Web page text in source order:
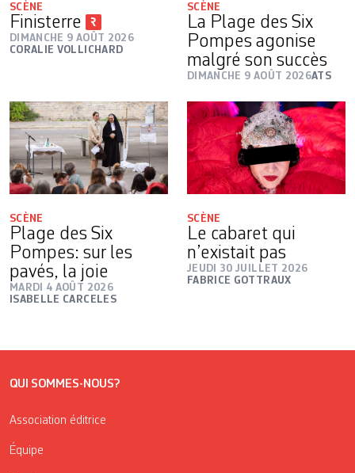
SCÈNE
Finisterre
DIMANCHE 9 AOÛT 2026
CORALIE VOLLICHARD
SCÈNE
La Plage des Six
Pompes agonise
malgré son succès
DIMANCHE 9 AOÛT 2026ATS
SCÈNE
Plage des Six
Pompes: sur les
pavés, la joie
MARDI 4 AOÛT 2026
ISABELLE CARCELES
SCÈNE
Le cabaret qui
n’existait pas
JEUDI 30 JUILLET 2026
FABRICE GOTTRAUX
QUI SOMMES-NOUS?
Association éditrice
Équipe